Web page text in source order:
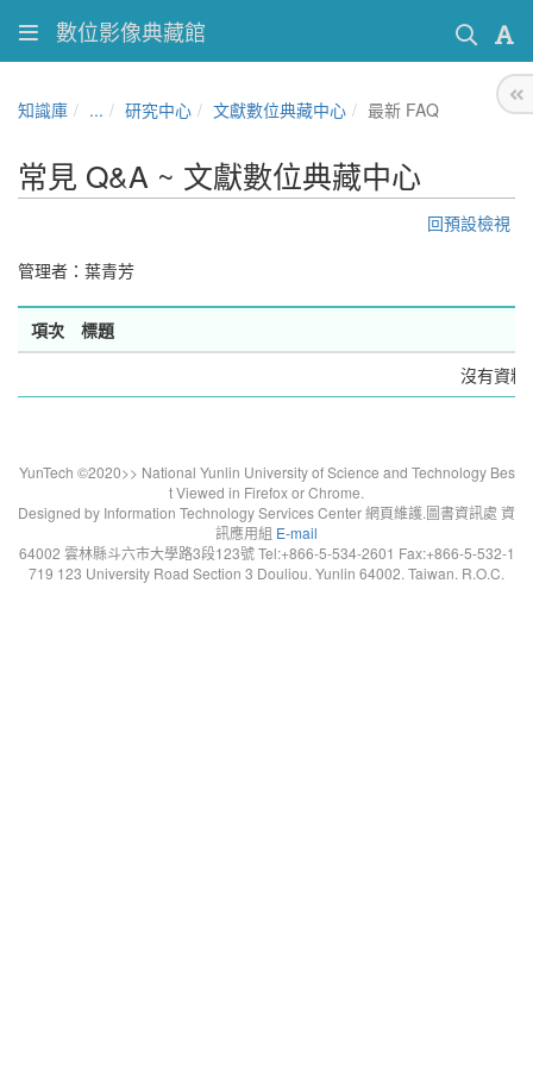
數位影像典藏館
知識庫 ... 研究中心 文獻數位典藏中心 最新 FAQ
常見 Q&A ~ 文獻數位典藏中心
回預設檢視
管理者：葉青芳
項次
標題
沒有資料
YunTech ©2020>> National Yunlin University of Science and Technology Bes
t Viewed in Firefox or Chrome.
Designed by Information Technology Services Center 網頁維護.圖書資訊處 資
訊應用組 E-mail
64002 雲林縣斗六市大學路3段123號 Tel:+866-5-534-2601 Fax:+866-5-532-1
719 123 University Road Section 3 Douliou. Yunlin 64002. Taiwan. R.O.C.